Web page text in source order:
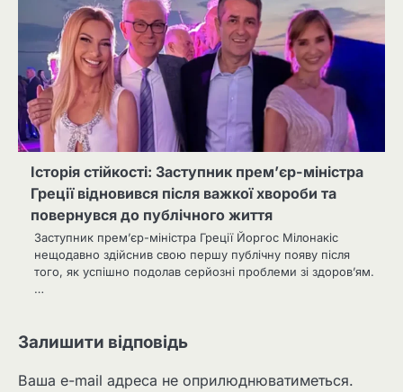
Історія стійкості: Заступник прем’єр-міністра
Греції відновився після важкої хвороби та
повернувся до публічного життя
Заступник прем’єр-міністра Греції Йоргос Мілонакіс
нещодавно здійснив свою першу публічну появу після
того, як успішно подолав серйозні проблеми зі здоров’ям.
…
Залишити відповідь
Ваша e-mail адреса не оприлюднюватиметься.